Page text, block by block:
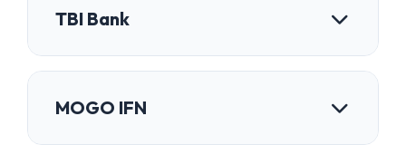
TBI Bank
MOGO IFN